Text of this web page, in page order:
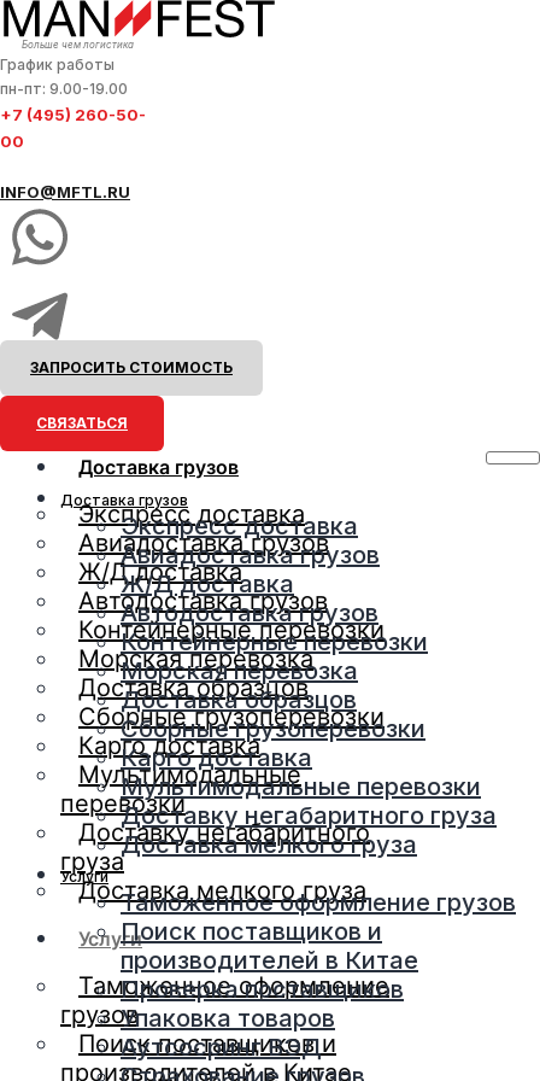
Больше чем логистика
График работы
пн-пт: 9.00-19.00
+7 (495) 260-50-
00
INFO@MFTL.RU
ЗАПРОСИТЬ СТОИМОСТЬ
СВЯЗАТЬСЯ
Доставка грузов
Экспресс доставка
Авиадоставка грузов
Ж/Д доставка
Автодоставка грузов
Контейнерные перевозки
Морская перевозка
Доставка образцов
Сборные грузоперевозки
Карго доставка
Мультимодальные
перевозки
Доставку негабаритного
груза
Доставка мелкого груза
Услуги
Таможенное оформление
грузов
Поиск поставщиков и
производителей в Китае
Доставка грузов
Экспресс доставка
Авиадоставка грузов
Ж/Д доставка
Автодоставка грузов
Контейнерные перевозки
Морская перевозка
Доставка образцов
Сборные грузоперевозки
Карго доставка
Мультимодальные перевозки
Доставку негабаритного груза
Доставка мелкого груза
Услуги
Таможенное оформление грузов
Поиск поставщиков и
производителей в Китае
Проверка поставщиков
Упаковка товаров
Аутсосринг ВЭД